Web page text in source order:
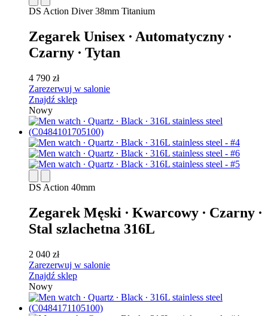
DS Action Diver 38mm Titanium
Zegarek Unisex ∙ Automatyczny ∙
Czarny ∙ Tytan
4 790 zł
Zarezerwuj w salonie
Znajdź sklep
Nowy
DS Action 40mm
Zegarek Męski ∙ Kwarcowy ∙ Czarny ∙
Stal szlachetna 316L
2 040 zł
Zarezerwuj w salonie
Znajdź sklep
Nowy